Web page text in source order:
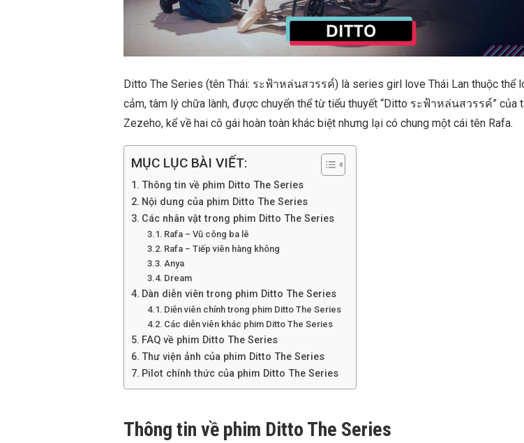
Ditto The Series (tên Thái: ระฟ้าหล่นสวรรค์) là series girl love Thái Lan thuộc thể
cảm, tâm lý chữa lành, được chuyển thể từ tiểu thuyết “Ditto ระฟ้าหล่นสวรรค์” của
Zezeho, kể về hai cô gái hoàn toàn khác biệt nhưng lại có chung một cái tên Rafa.
MỤC LỤC BÀI VIẾT:
Thông tin về phim Ditto The Series
Nội dung của phim Ditto The Series
Các nhân vật trong phim Ditto The Series
Rafa – Vũ công ba lê
Rafa – Tiếp viên hàng không
Anya
Dream
Dàn diễn viên trong phim Ditto The Series
Diễn viên chính trong phim Ditto The Series
Các diễn viên khác phim Ditto The Series
FAQ về phim Ditto The Series
Thư viện ảnh của phim Ditto The Series
Pilot chính thức của phim Ditto The Series
Thông tin về phim Ditto The Series